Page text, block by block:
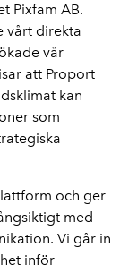
Pixfam AB.
vårt direkta
vår
att Proport
kan
som
och ger
med
Vi går in
inför